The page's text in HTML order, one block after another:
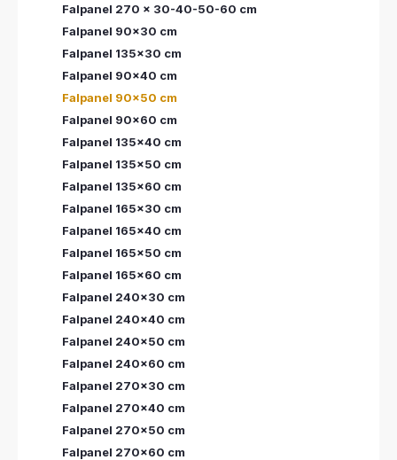
Falpanel 270 x 30-40-50-60 cm
Falpanel 90x30 cm
Falpanel 135x30 cm
Falpanel 90x40 cm
Falpanel 90x50 cm
Falpanel 90x60 cm
Falpanel 135x40 cm
Falpanel 135x50 cm
Falpanel 135x60 cm
Falpanel 165x30 cm
Falpanel 165x40 cm
Falpanel 165x50 cm
Falpanel 165x60 cm
Falpanel 240x30 cm
Falpanel 240x40 cm
Falpanel 240x50 cm
Falpanel 240x60 cm
Falpanel 270x30 cm
Falpanel 270x40 cm
Falpanel 270x50 cm
Falpanel 270x60 cm